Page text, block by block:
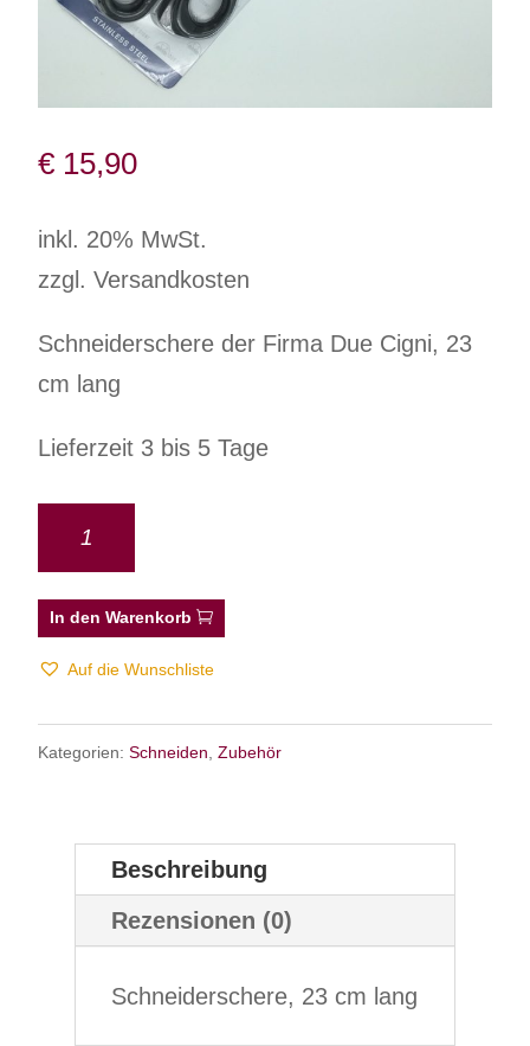
€ 15,90
inkl. 20% MwSt.
zzgl. Versandkosten
Schneiderschere der Firma Due Cigni, 23
cm lang
Lieferzeit 3 bis 5 Tage
In den Warenkorb
Auf die Wunschliste
Kategorien:Schneiden ,Zubehör
Beschreibung
Rezensionen (0)
Schneiderschere, 23 cm lang